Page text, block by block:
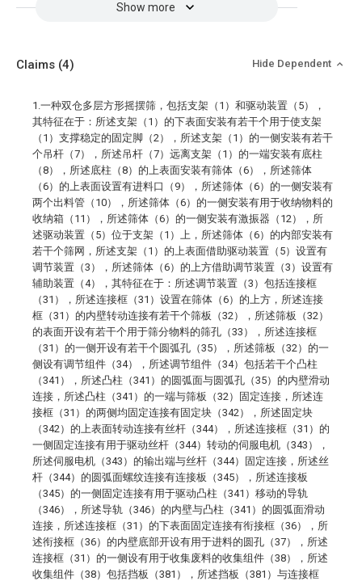
Show more
Claims (4) Hide Dependent
1.一种双仓多层方形摇摆筛，包括支架（1）和驱动装置（5），
其特征在于：所述支架（1）的下表面安装有若干个用于使支架
（1）支撑稳定的固定脚（2），所述支架（1）的一侧安装有若干
个吊杆（7），所述吊杆（7）远离支架（1）的一端安装有底柱
（8），所述底柱（8）的上表面安装有筛体（6），所述筛体
（6）的上表面设置有进料口（9），所述筛体（6）的一侧安装有
两个出料管（10），所述筛体（6）的一侧安装有用于收纳物料的
收纳箱（11），所述筛体（6）的一侧安装有激振器（12），所
述驱动装置（5）位于支架（1）上，所述筛体（6）的内部安装有
若干个筛网，所述支架（1）的上表面借助驱动装置（5）设置有
调节装置（3），所述筛体（6）的上方借助调节装置（3）设置有
辅助装置（4），其特征在于：所述调节装置（3）包括连接框
（31），所述连接框（31）设置在筛体（6）的上方，所述连接
框（31）的内壁转动连接有若干个筛板（32），所述筛板（32）
的表面开设有若干个用于筛分物料的筛孔（33），所述连接框
（31）的一侧开设有若干个圆弧孔（35），所述筛板（32）的一
侧设有调节组件（34），所述调节组件（34）包括若干个凸柱
（341），所述凸柱（341）的圆弧面与圆弧孔（35）的内壁滑动
连接，所述凸柱（341）的一端与筛板（32）固定连接，所述连
接框（31）的两侧均固定连接有固定块（342），所述固定块
（342）的上表面转动连接有丝杆（344），所述连接框（31）的
一侧固定连接有用于驱动丝杆（344）转动的伺服电机（343），
所述伺服电机（343）的输出端与丝杆（344）固定连接，所述丝
杆（344）的圆弧面螺纹连接有连接板（345），所述连接板
（345）的一侧固定连接有用于驱动凸柱（341）移动的导轨
（346），所述导轨（346）的内壁与凸柱（341）的圆弧面滑动
连接，所述连接框（31）的下表面固定连接有衔接框（36），所
述衔接框（36）的内壁底部开设有用于进料的圆孔（37），所述
连接框（31）的一侧设有用于收集废料的收集组件（38），所述
收集组件（38）包括挡板（381），所述挡板（381）与连接框